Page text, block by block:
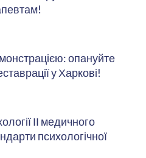
опануйте
у Харкові!
ІІ медичного
психологічної